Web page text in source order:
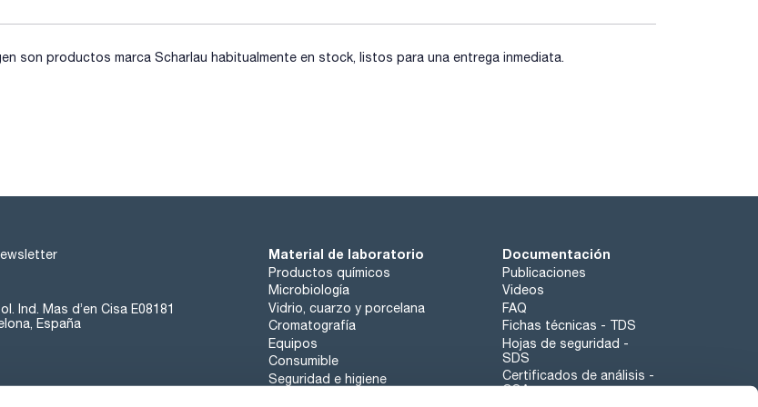
interno y dimensiones.
son productos marca Scharlau habitualmente en stock, listos para una entrega inmediata.
Ind. Mas d’en Cisa E08181
España
Material de laboratorio
Productos químicos
Microbiología
Vidrio, cuarzo y porcelana
Cromatografía
Equipos
Consumible
Seguridad e higiene
Documentación
Publicaciones
Videos
FAQ
Fichas técnicas - TDS
Hojas de seguridad -
SDS
Certificados de análisis -
COA